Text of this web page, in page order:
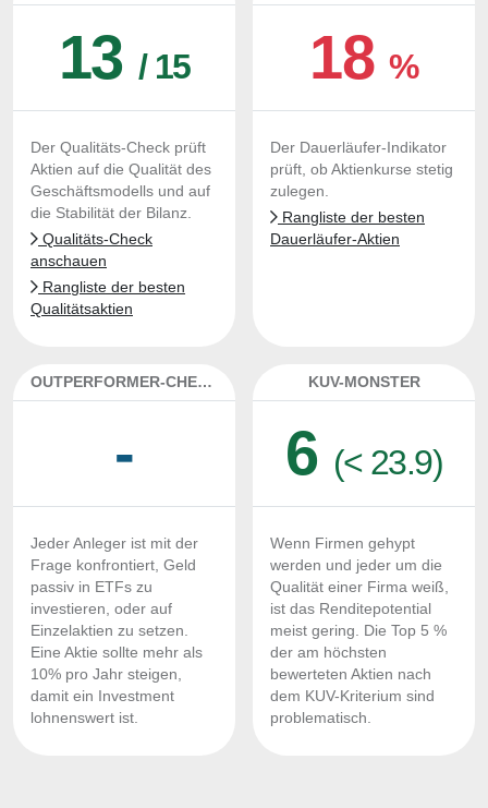
13 / 15
Der Qualitäts-Check prüft
Aktien auf die Qualität des
Geschäftsmodells und auf
die Stabilität der Bilanz.
Qualitäts-Check
anschauen
Rangliste der besten
Qualitätsaktien
18%
Der Dauerläufer-Indikator
prüft, ob Aktienkurse stetig
zulegen.
Rangliste der besten
Dauerläufer-Aktien
OUTPERFORMER-CHECK
-
Jeder Anleger ist mit der
Frage konfrontiert, Geld
passiv in ETFs zu
investieren, oder auf
Einzelaktien zu setzen.
Eine Aktie sollte mehr als
10% pro Jahr steigen,
damit ein Investment
lohnenswert ist.
KUV-MONSTER
6 (< 23.9)
Wenn Firmen gehypt
werden und jeder um die
Qualität einer Firma weiß,
ist das Renditepotential
meist gering. Die Top 5 %
der am höchsten
bewerteten Aktien nach
dem KUV-Kriterium sind
problematisch.